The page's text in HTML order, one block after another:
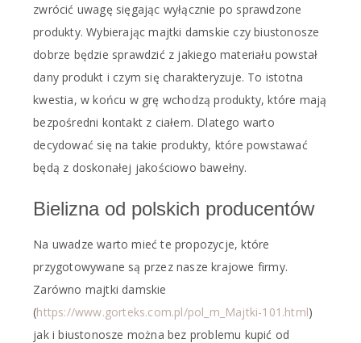
zwrócić uwagę sięgając wyłącznie po sprawdzone
produkty. Wybierając majtki damskie czy biustonosze
dobrze będzie sprawdzić z jakiego materiału powstał
dany produkt i czym się charakteryzuje. To istotna
kwestia, w końcu w grę wchodzą produkty, które mają
bezpośredni kontakt z ciałem. Dlatego warto
decydować się na takie produkty, które powstawać
będą z doskonałej jakościowo bawełny.
Bielizna od polskich producentów
Na uwadze warto mieć te propozycje, które
przygotowywane są przez nasze krajowe firmy.
Zarówno majtki damskie
(https://www.gorteks.com.pl/pol_m_Majtki-101.html)
jak i biustonosze można bez problemu kupić od